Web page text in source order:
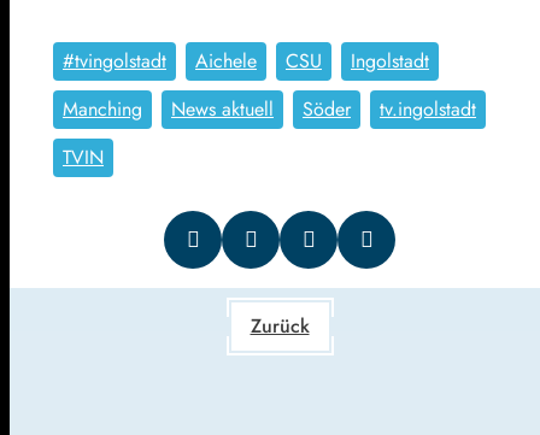
#tvingolstadt Aichele CSU
Ingolstadt
Manching
News aktuell Söder
tv.ingolstadt
TVIN
Zurück